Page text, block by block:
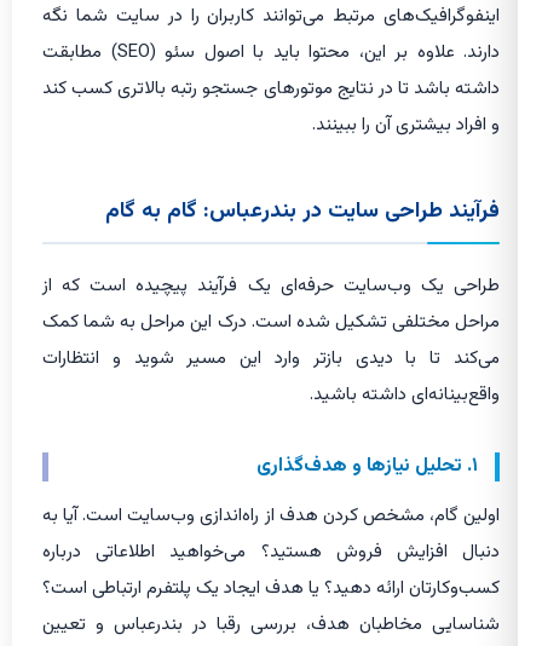
اینفوگرافیک‌های مرتبط می‌توانند کاربران را در سایت شما نگه
دارند. علاوه بر این، محتوا باید با اصول سئو (SEO) مطابقت
داشته باشد تا در نتایج موتورهای جستجو رتبه بالاتری کسب کند
و افراد بیشتری آن را ببینند.
فرآیند طراحی سایت در بندرعباس: گام به گام
طراحی یک وب‌سایت حرفه‌ای یک فرآیند پیچیده است که از
مراحل مختلفی تشکیل شده است. درک این مراحل به شما کمک
می‌کند تا با دیدی بازتر وارد این مسیر شوید و انتظارات
واقع‌بینانه‌ای داشته باشید.
۱. تحلیل نیازها و هدف‌گذاری
اولین گام، مشخص کردن هدف از راه‌اندازی وب‌سایت است. آیا به
دنبال افزایش فروش هستید؟ می‌خواهید اطلاعاتی درباره
کسب‌وکارتان ارائه دهید؟ یا هدف ایجاد یک پلتفرم ارتباطی است؟
شناسایی مخاطبان هدف، بررسی رقبا در بندرعباس و تعیین